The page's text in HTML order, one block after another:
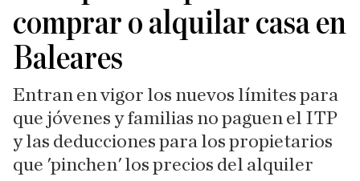
comprar o alquilar casa en
Baleares
Entran en vigor los nuevos límites para
que jóvenes y familias no paguen el ITP
y las deducciones para los propietarios
que 'pinchen' los precios del alquiler